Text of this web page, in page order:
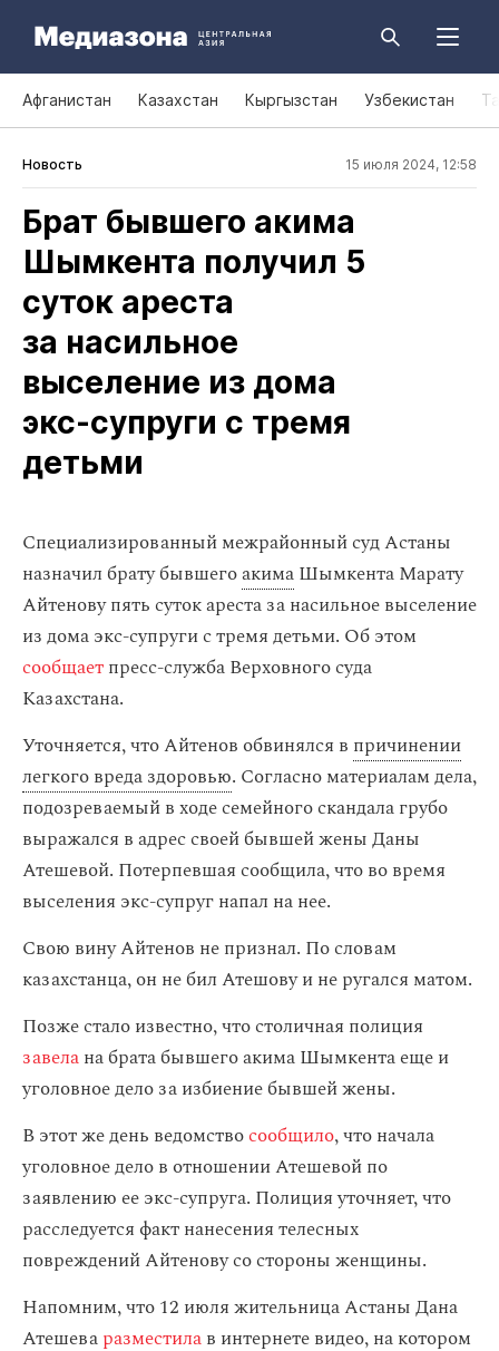
Афганистан Казахстан Кыргызстан Узбекистан
Новость 15 июля 2024, 12:58
Брат бывшего акима
Шымкента получил 5
суток ареста
за насильное
выселение из дома
экс‑супруги с тремя
детьми
Специализированный межрайонный суд Астаны
назначил брату бывшегоакимаШымкента Марату
Айтенову пять суток ареста за насильное выселение
из дома экс-супруги с тремя детьми. Об этом
сообщаетпресс-служба Верховного суда
Казахстана.
Уточняется, что Айтенов обвинялся в причинении
легкого вреда здоровью. Согласно материалам дела,
подозреваемый в ходе семейного скандала грубо
выражался в адрес своей бывшей жены Даны
Атешевой. Потерпевшая сообщила, что во время
выселения экс-супруг напал на нее.
Свою вину Айтенов не признал. По словам
казахстанца, он не бил Атешову и не ругался матом.
Позже стало известно, что столичная полиция
завелана брата бывшего акима Шымкента еще и
уголовное дело за избиение бывшей жены.
В этот же день ведомствосообщило, что начала
уголовное дело в отношении Атешевой по
заявлению ее экс-супруга. Полиция уточняет, что
расследуется факт нанесения телесных
повреждений Айтенову со стороны женщины.
Напомним, что 12 июля жительница Астаны Дана
Атешеваразместилав интернете видео, на котором